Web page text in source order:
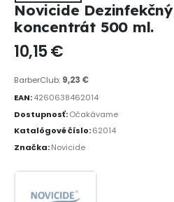
Novicide Dezinfekčný
koncentrát 500 ml.
10,15€
BarberClub: 9,23 €
EAN:4260638462014
Dostupnosť:Očakávame
Katalógové číslo:62014
Značka:Novicide